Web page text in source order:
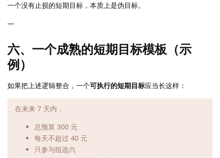
一个没有止损的短期目标，本质上是伪目标。
—
六、一个成熟的短期目标模板（示
例）
如果把上述逻辑整合，一个可执行的短期目标应当长这样：
在未来 7 天内，
总预算 300 元
每天不超过 40 元
只参与组选六